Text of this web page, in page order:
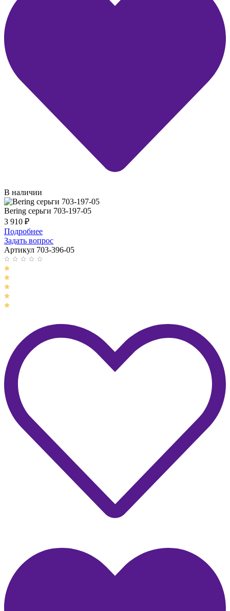
В наличии
Bering серьги 703-197-05
3 910 ₽
Подробнее
Задать вопрос
Артикул 703-396-05